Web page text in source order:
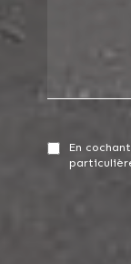
En